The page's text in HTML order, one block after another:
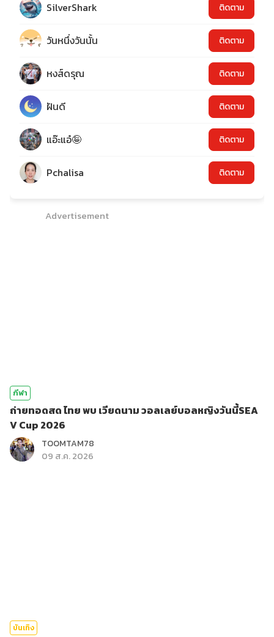
SilverShark ติดตาม
วันหนึ่งวันนั้น ติดตาม
หงส์ดรุณ ติดตาม
ฝันดี ติดตาม
แอ๊ะแอ๋🤪 ติดตาม
Pchalisa ติดตาม
Advertisement
กีฬา
ถ่ายทอดสด ไทย พบ เวียดนาม วอลเลย์บอลหญิงวันนี้SEA
V Cup 2026
TOOMTAM78
09 ส.ค. 2026
บันเทิง